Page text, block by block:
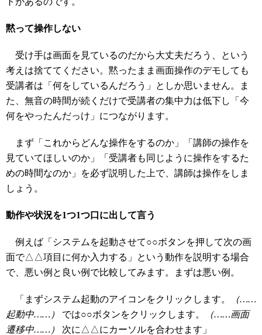
黙って操作しない
受け手は画面を見ているのだから大丈夫だろう、という
考えは捨ててください。黙ったまま画面操作のデモしても
受講者は「何をしているんだろう」としか思いません。ま
た、無音の時間が続くだけで受講者の集中力は低下し「今
何をやったんだっけ」につながります。
まず「これからどんな操作をするのか」「講師の操作を
見ていてほしいのか」「受講者も同じように操作をするた
めの時間なのか」を必ず説明した上で、講師は操作をしま
しょう。
動作や状況を1つ1つ口に出して言う
例えば「システムを起動させて○○ボタンを押して次の画
面で△△項目に何か入力する」という動作を説明する場合
で、悪い例と良い例で比較してみます。まずは悪い例。
「まずシステム起動のアイコンをクリックします。
（……
起動中……） では○○ボタンをクリックします。
（……画面
遷移中……） 次に△△にカーソルを合わせます」